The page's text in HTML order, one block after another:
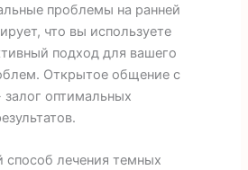
проблемы на ранней
что вы используете
подход для вашего
Открытое общение с
оптимальных
лечения темных